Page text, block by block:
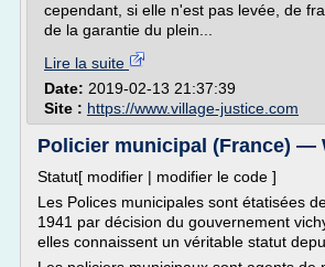
cependant, si elle n'est pas levée, de
de la garantie du plein...
Lire la suite
Date: 2019-02-13 21:37:39
Site : https://www.village-justice.com
Policier municipal (France) —
Statut[ modifier | modifier le code ]
Les Polices municipales sont étatisées
1941 par décision du gouvernement
elles connaissent un véritable statut